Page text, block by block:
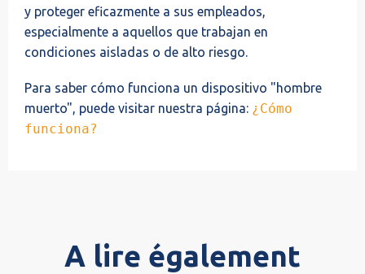
y proteger eficazmente a sus empleados,
especialmente a aquellos que trabajan en
condiciones aisladas o de alto riesgo.
Para saber cómo funciona un dispositivo "hombre
muerto", puede visitar nuestra página: ¿Cómo
funciona?
A lire également